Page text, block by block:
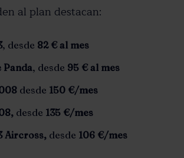
al plan destacan:
, desde 82 € al mes
Panda, desde 95 € al mes
desde 150 €/mes
desde 135 €/mes
Aircross, desde 106 €/mes